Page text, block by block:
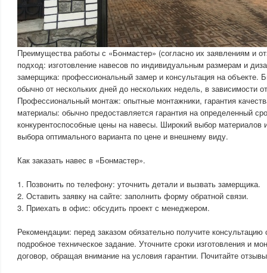
Преимущества работы с «Бонмастер» (согласно их заявлениям и
подход: изготовление навесов по индивидуальным размерам и
замерщика: профессиональный замер и консультация на объекте.
обычно от нескольких дней до нескольких недель, в зависимости
Профессиональный монтаж: опытные монтажники, гарантия
материалы: обычно предоставляется гарантия на определенный
конкурентоспособные цены на навесы. Широкий выбор материалов
выбора оптимального варианта по цене и внешнему виду.
Как заказать навес в «Бонмастер».
1. Позвонить по телефону: уточнить детали и вызвать замерщика.
2. Оставить заявку на сайте: заполнить форму обратной связи.
3. Приехать в офис: обсудить проект с менеджером.
Рекомендации: перед заказом обязательно получите консультацию
подробное техническое задание. Уточните сроки изготовления и
договор, обращая внимание на условия гарантии. Почитайте